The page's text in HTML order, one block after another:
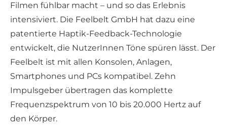
Filmen fühlbar macht – und so das Erlebnis
intensiviert. Die Feelbelt GmbH hat dazu eine
patentierte Haptik-Feedback-Technologie
entwickelt, die NutzerInnen Töne spüren lässt. Der
Feelbelt ist mit allen Konsolen, Anlagen,
Smartphones und PCs kompatibel. Zehn
Impulsgeber übertragen das komplette
Frequenzspektrum von 10 bis 20.000 Hertz auf
den Körper.